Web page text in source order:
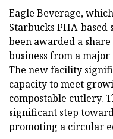
Eagle Beverage,
Starbucks PHA-
been awarded a
business from a
The new facility
capacity to meet
compostable cutlery.
significant step
promoting a circular